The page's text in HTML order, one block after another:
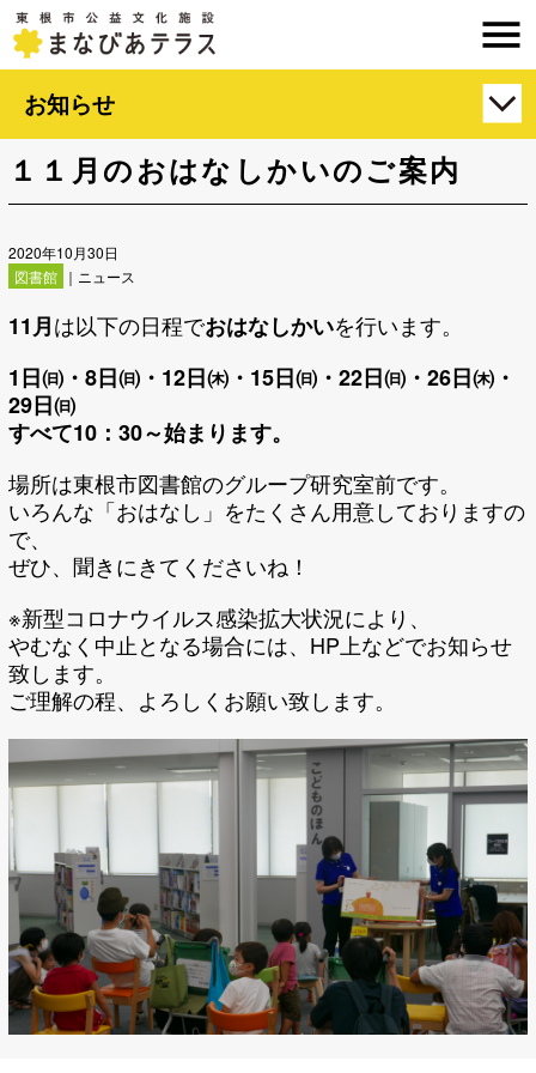
お知らせ
１１月のおはなしかいのご案内
2020年10月30日
図書館 ｜ニュース
11月は以下の日程でおはなしかいを行います。
1日㈰・8日㈰・12日㈭・15日㈰・22日㈰・26日㈭・
29日㈰
すべて10 ：30～始まります。
場所は東根市図書館のグループ研究室前です。
いろんな「おはなし」をたくさん用意しておりますの
で、
ぜひ、聞きにきてくださいね！
※新型コロナウイルス感染拡大状況により、
やむなく中止となる場合には、HP上などでお知らせ
致します。
ご理解の程、よろしくお願い致します。